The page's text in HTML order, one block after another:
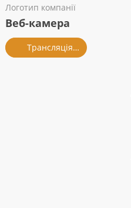
Логотип компанії
Веб-камера
Трансляція із салону